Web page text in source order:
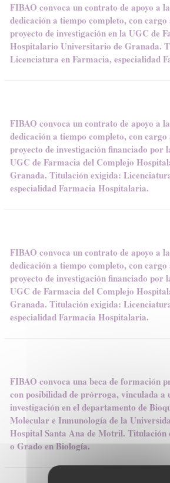
FIBAO convoca un contrato de apoyo a
dedicación a tiempo completo, con cargo
proyecto de investigación en la UGC de
Hospitalario Universitario de Granada.
Licenciatura en Farmacia, especialidad
FIBAO convoca un contrato de apoyo a
dedicación a tiempo completo, con cargo
proyecto de investigación financiado por
UGC de Farmacia del Complejo
Granada. Titulación exigida:
especialidad Farmacia Hospitalaria.
FIBAO convoca un contrato de apoyo a
dedicación a tiempo completo, con cargo
proyecto de investigación financiado por
UGC de Farmacia del Complejo
Granada. Titulación exigida:
especialidad Farmacia Hospitalaria.
FIBAO convoca una beca de formación
con posibilidad de prórroga, vinculada a
investigación en el departamento de
Molecular e Inmunología de la
Hospital Santa Ana de Motril.
o Grado en Biología.